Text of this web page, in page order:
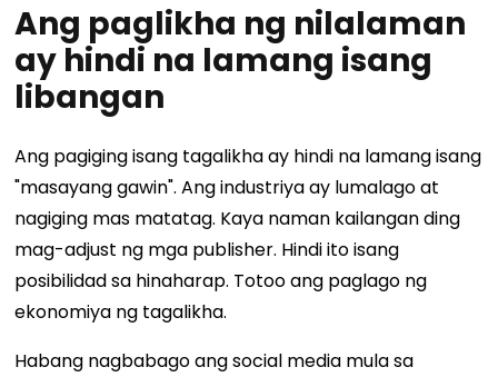
Ang paglikha ng nilalaman
ay hindi na lamang isang
libangan
Ang pagiging isang tagalikha ay hindi na lamang isang
"masayang gawin". Ang industriya ay lumalago at
nagiging mas matatag. Kaya naman kailangan ding
mag-adjust ng mga publisher. Hindi ito isang
posibilidad sa hinaharap. Totoo ang paglago ng
ekonomiya ng tagalikha.
Habang nagbabago ang social media mula sa